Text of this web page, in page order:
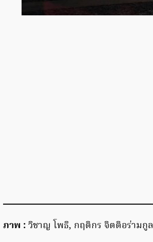
ภาพ :วิชาญ โพธิ, กฤติกร จิตติอร่ามกูล